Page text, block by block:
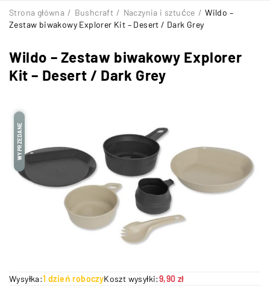
Wildo – Zestaw biwakowy Explorer
Kit – Desert / Dark Grey
Strona główna / Bushcraft / Naczynia i sztućce / Wildo –
Zestaw biwakowy Explorer Kit – Desert / Dark Grey
WYPRZEDANE
Wysyłka:1 dzień roboczyKoszt wysyłki:9,90 zł